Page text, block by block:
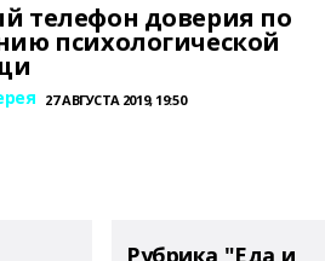
телефон доверия по
психологической
27 АВГУСТА 2019, 19:50
Рубрика "Еда и